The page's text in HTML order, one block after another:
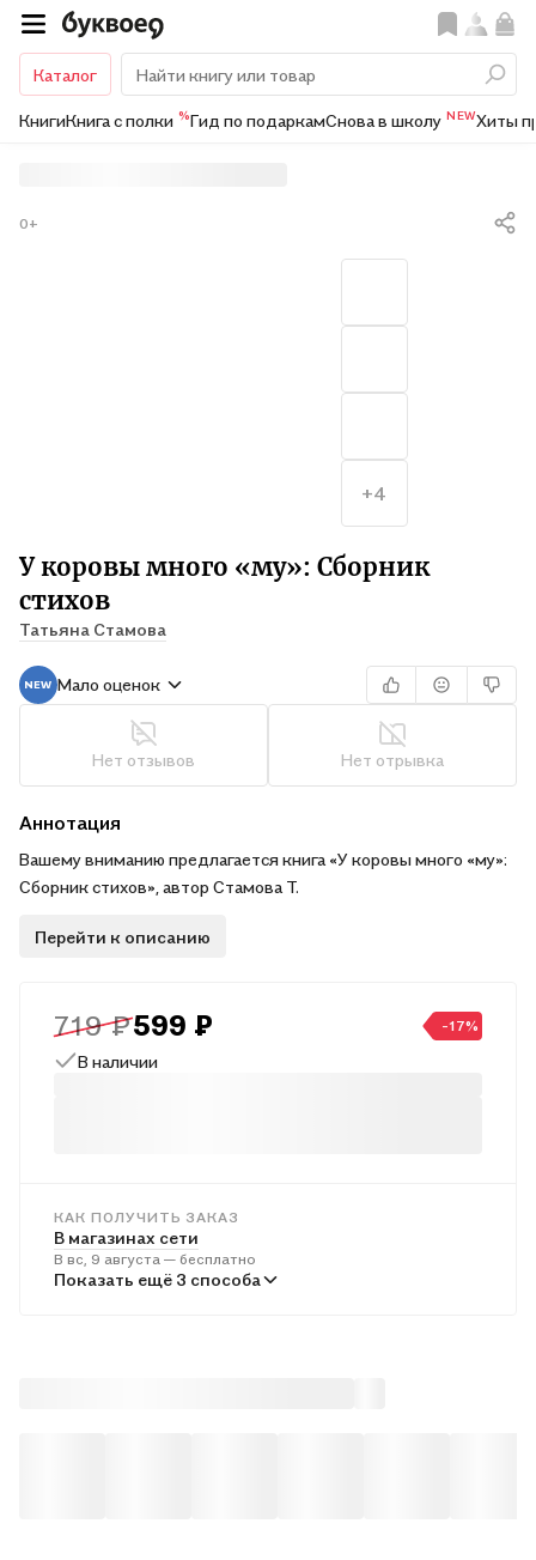
Каталог
КнигиКнига с полки %Гид по подаркамСнова в школу NEWХиты
У коровы много «му»: Сборник
стихов
Татьяна Стамова
0+
Мало оценок
Нет отзывов Нет отрывка
+4
Аннотация
Вашему вниманию предлагается книга «У коровы много «му»:
Сборник стихов», автор Стамова Т.
Перейти к описанию
719 ₽599 ₽ -17%
В наличии
КАК ПОЛУЧИТЬ ЗАКАЗ
В магазинах сети
В вс, 9 августа — бесплатно
В пунктах выдачи
Показать ещё 3 способа